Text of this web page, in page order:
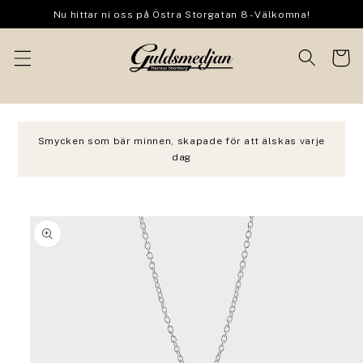
Nu hittar ni oss på Östra Storgatan 8 - Välkomna!
vidare
till
Smycken som bär minnen, skapade för att älskas varje
dag
vidare till